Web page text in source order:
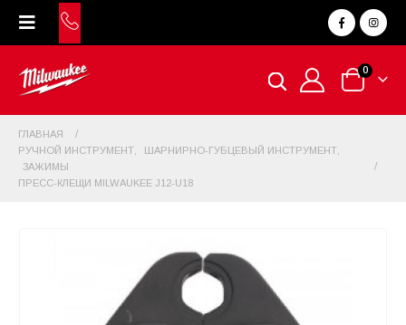
0
ГЛАВНАЯ
РУЧНОЙ ИНСТРУМЕНТ
ШАРНИРНО-ГУБЦЕВЫЙ ИНСТРУМЕНТ
ЗАЖИМЫ
ПРЕСС-КЛЕЩИ MILWAUKEE J12-U18